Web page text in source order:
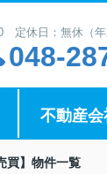
定休日：無休（年
048-
不動産
買】物件一覧